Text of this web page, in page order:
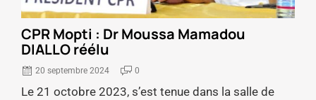
CPR Mopti : Dr Moussa Mamadou
DIALLO réélu
20 septembre 2024 0
Le 21 octobre 2023, s’est tenue dans la salle de